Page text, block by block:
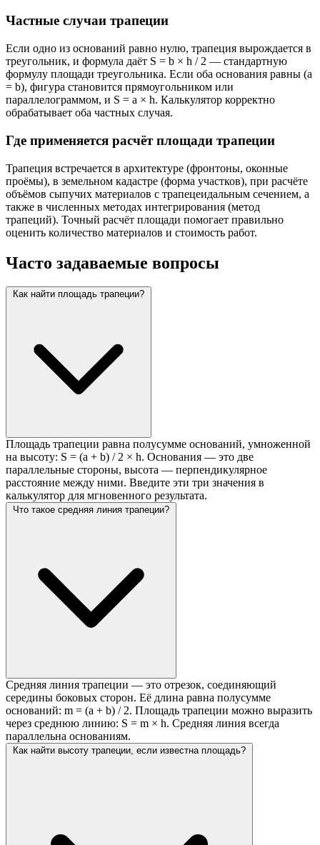
Частные случаи трапеции
Если одно из оснований равно нулю, трапеция вырождается в
треугольник, и формула даёт S = b × h / 2 — стандартную
формулу площади треугольника. Если оба основания равны (a
= b), фигура становится прямоугольником или
параллелограммом, и S = a × h. Калькулятор корректно
обрабатывает оба частных случая.
Где применяется расчёт площади трапеции
Трапеция встречается в архитектуре (фронтоны, оконные
проёмы), в земельном кадастре (форма участков), при расчёте
объёмов сыпучих материалов с трапецеидальным сечением, а
также в численных методах интегрирования (метод
трапеций). Точный расчёт площади помогает правильно
оценить количество материалов и стоимость работ.
Часто задаваемые вопросы
Как найти площадь трапеции?
Площадь трапеции равна полусумме оснований, умноженной
на высоту: S = (a + b) / 2 × h. Основания — это две
параллельные стороны, высота — перпендикулярное
расстояние между ними. Введите эти три значения в
калькулятор для мгновенного результата.
Что такое средняя линия трапеции?
Средняя линия трапеции — это отрезок, соединяющий
середины боковых сторон. Её длина равна полусумме
оснований: m = (a + b) / 2. Площадь трапеции можно выразить
через среднюю линию: S = m × h. Средняя линия всегда
параллельна основаниям.
Как найти высоту трапеции, если известна площадь?